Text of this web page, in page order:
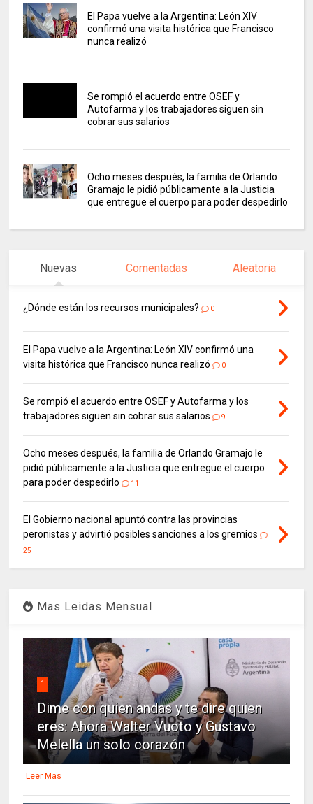
El Papa vuelve a la Argentina: León XIV
confirmó una visita histórica que Francisco
nunca realizó
Se rompió el acuerdo entre OSEF y
Autofarma y los trabajadores siguen sin
cobrar sus salarios
Ocho meses después, la familia de Orlando
Gramajo le pidió públicamente a la Justicia
que entregue el cuerpo para poder despedirlo
Nuevas Comentadas Aleatoria
¿Dónde están los recursos municipales? 0
El Papa vuelve a la Argentina: León XIV confirmó una
visita histórica que Francisco nunca realizó
0
Se rompió el acuerdo entre OSEF y Autofarma y los
trabajadores siguen sin cobrar sus salarios
9
Ocho meses después, la familia de Orlando Gramajo le
pidió públicamente a la Justicia que entregue el cuerpo
para poder despedirlo
11
El Gobierno nacional apuntó contra las provincias
peronistas y advirtió posibles sanciones a los gremios
25
Mas Leidas Mensual
1
Dime con quien andas y te dire quien
eres: Ahora Walter Vuoto y Gustavo
Melella un solo corazón
Leer Mas